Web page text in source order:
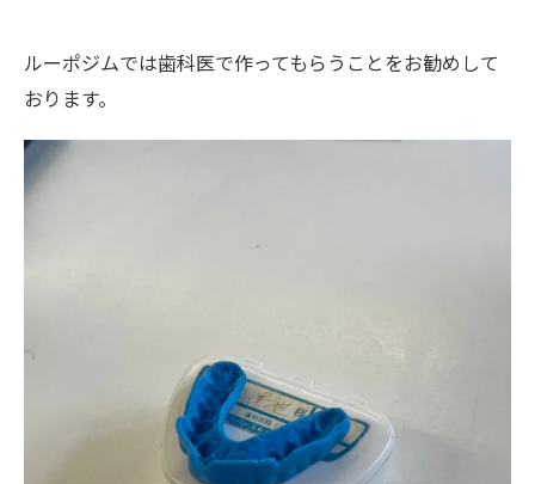
ルーポジムでは歯科医で作ってもらうことをお勧めして
おります。